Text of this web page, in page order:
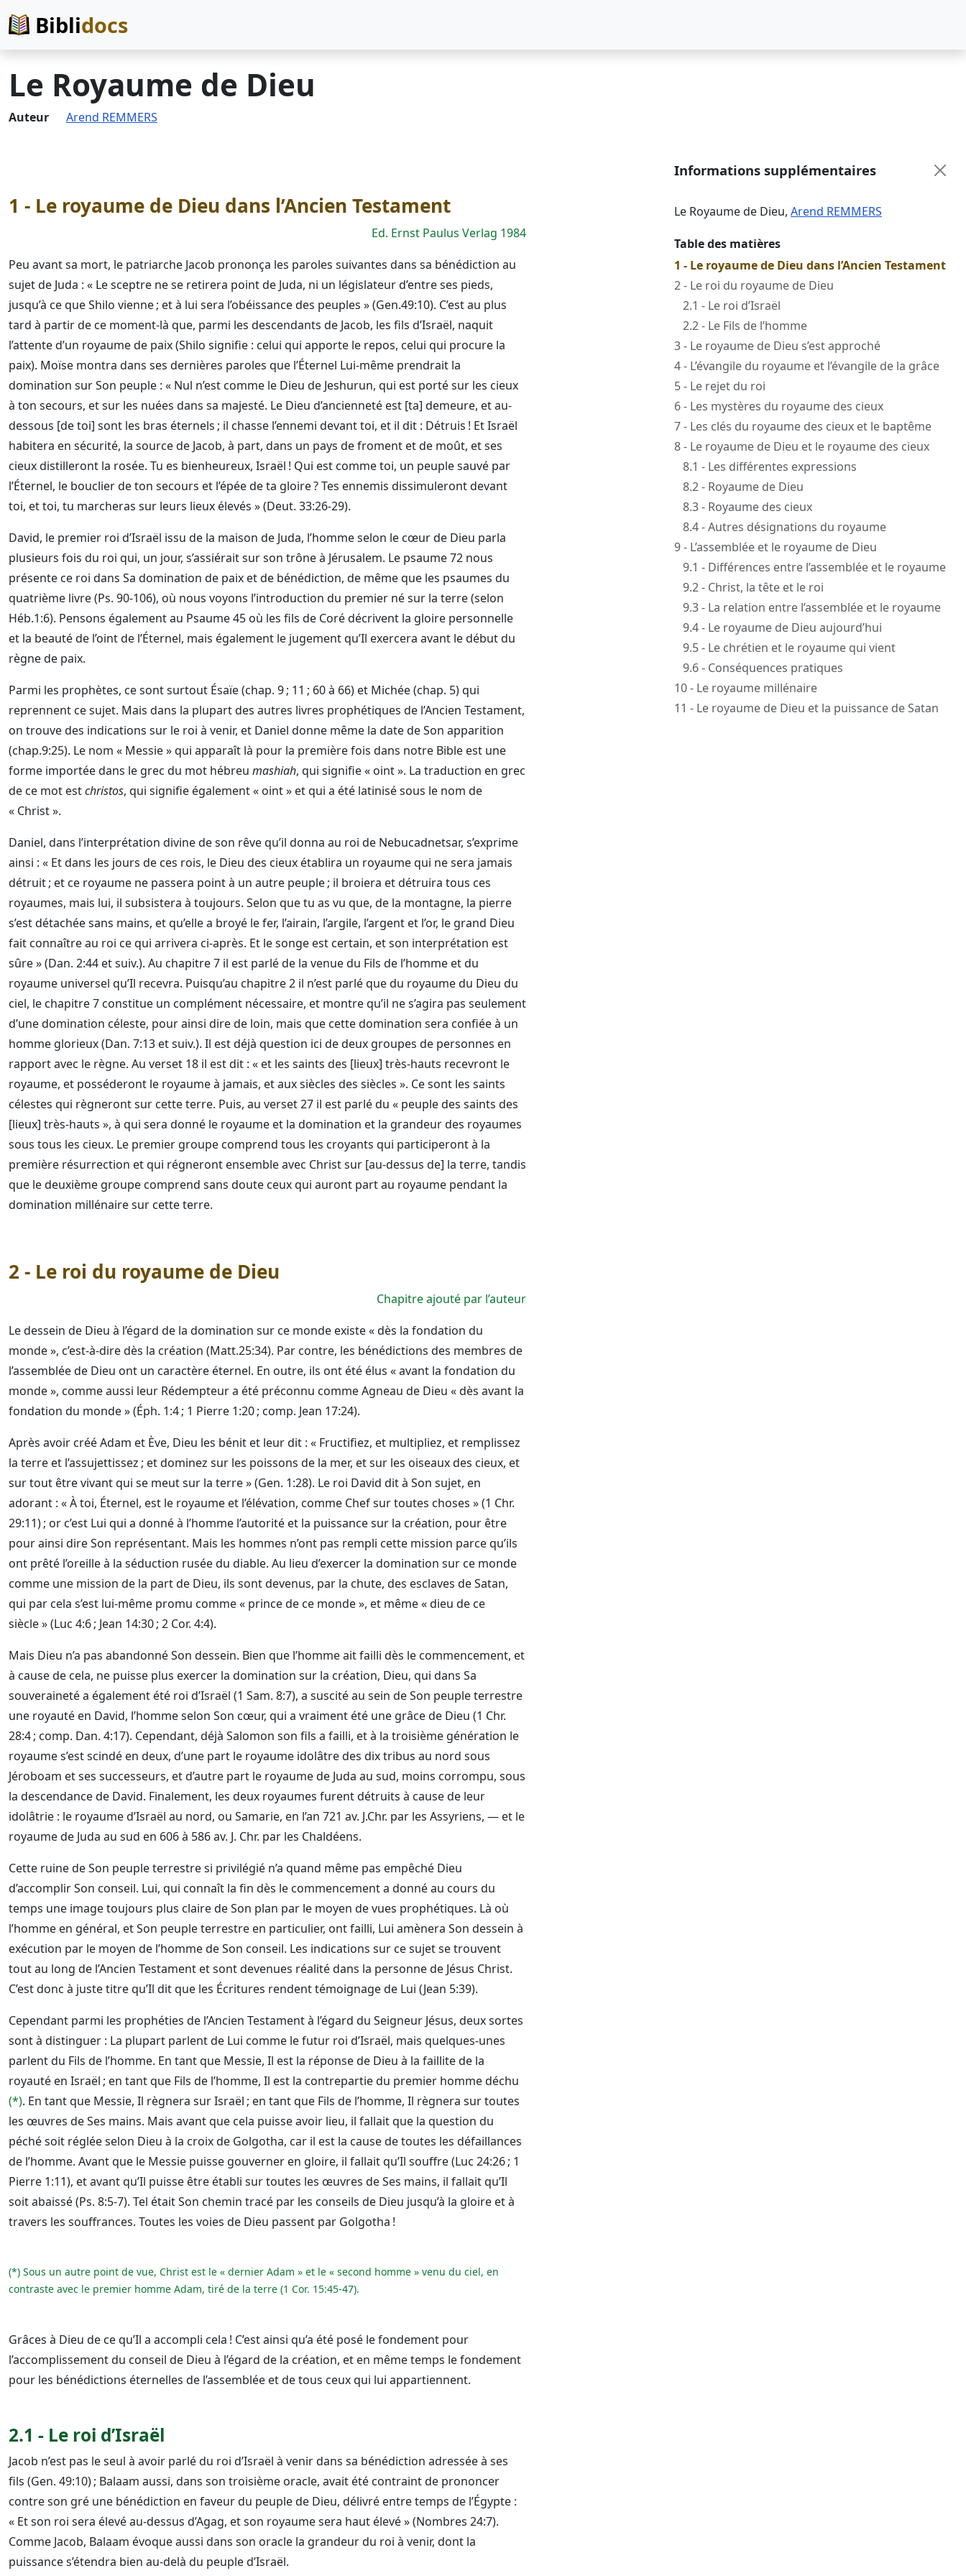
Biblidocs
Le Royaume de Dieu
Auteur Arend REMMERS
1 - Le royaume de Dieu dans l’Ancien Testament
Ed. Ernst Paulus Verlag 1984
Peu avant sa mort, le patriarche Jacob prononça les paroles suivantes dans sa bénédiction au
sujet de Juda : « Le sceptre ne se retirera point de Juda, ni un législateur d’entre ses pieds,
jusqu’à ce que Shilo vienne ; et à lui sera l’obéissance des peuples » (Gen.49:10). C’est au plus
tard à partir de ce moment-là que, parmi les descendants de Jacob, les fils d’Israël, naquit
l’attente d’un royaume de paix (Shilo signifie : celui qui apporte le repos, celui qui procure la
paix). Moïse montra dans ses dernières paroles que l’Éternel Lui-même prendrait la
domination sur Son peuple : « Nul n’est comme le Dieu de Jeshurun, qui est porté sur les cieux
à ton secours, et sur les nuées dans sa majesté. Le Dieu d’ancienneté est [ta] demeure, et au-
dessous [de toi] sont les bras éternels ; il chasse l’ennemi devant toi, et il dit : Détruis ! Et Israël
habitera en sécurité, la source de Jacob, à part, dans un pays de froment et de moût, et ses
cieux distilleront la rosée. Tu es bienheureux, Israël ! Qui est comme toi, un peuple sauvé par
l’Éternel, le bouclier de ton secours et l’épée de ta gloire ? Tes ennemis dissimuleront devant
toi, et toi, tu marcheras sur leurs lieux élevés » (Deut. 33:26-29).
David, le premier roi d’Israël issu de la maison de Juda, l’homme selon le cœur de Dieu parla
plusieurs fois du roi qui, un jour, s’assiérait sur son trône à Jérusalem. Le psaume 72 nous
présente ce roi dans Sa domination de paix et de bénédiction, de même que les psaumes du
quatrième livre (Ps. 90-106), où nous voyons l’introduction du premier né sur la terre (selon
Héb.1:6). Pensons également au Psaume 45 où les fils de Coré décrivent la gloire personnelle
et la beauté de l’oint de l’Éternel, mais également le jugement qu’Il exercera avant le début du
règne de paix.
Parmi les prophètes, ce sont surtout Ésaïe (chap. 9 ; 11 ; 60 à 66) et Michée (chap. 5) qui
reprennent ce sujet. Mais dans la plupart des autres livres prophétiques de l’Ancien Testament,
on trouve des indications sur le roi à venir, et Daniel donne même la date de Son apparition
(chap.9:25). Le nom « Messie » qui apparaît là pour la première fois dans notre Bible est une
forme importée dans le grec du mot hébreu mashiah, qui signifie « oint ». La traduction en grec
de ce mot estchristos, qui signifie également « oint » et qui a été latinisé sous le nom de
« Christ ».
Daniel, dans l’interprétation divine de son rêve qu’il donna au roi de Nebucadnetsar, s’exprime
ainsi : « Et dans les jours de ces rois, le Dieu des cieux établira un royaume qui ne sera jamais
détruit ; et ce royaume ne passera point à un autre peuple ; il broiera et détruira tous ces
royaumes, mais lui, il subsistera à toujours. Selon que tu as vu que, de la montagne, la pierre
s’est détachée sans mains, et qu’elle a broyé le fer, l’airain, l’argile, l’argent et l’or, le grand Dieu
fait connaître au roi ce qui arrivera ci-après. Et le songe est certain, et son interprétation est
sûre » (Dan. 2:44 et suiv.). Au chapitre 7 il est parlé de la venue du Fils de l’homme et du
royaume universel qu’Il recevra. Puisqu’au chapitre 2 il n’est parlé que du royaume du Dieu du
ciel, le chapitre 7 constitue un complément nécessaire, et montre qu’il ne s’agira pas seulement
d’une domination céleste, pour ainsi dire de loin, mais que cette domination sera confiée à un
homme glorieux (Dan. 7:13 et suiv.). Il est déjà question ici de deux groupes de personnes en
rapport avec le règne. Au verset 18 il est dit : « et les saints des [lieux] très-hauts recevront le
royaume, et posséderont le royaume à jamais, et aux siècles des siècles ». Ce sont les saints
célestes qui règneront sur cette terre. Puis, au verset 27 il est parlé du « peuple des saints des
[lieux] très-hauts », à qui sera donné le royaume et la domination et la grandeur des royaumes
sous tous les cieux. Le premier groupe comprend tous les croyants qui participeront à la
première résurrection et qui régneront ensemble avec Christ sur [au-dessus de] la terre, tandis
que le deuxième groupe comprend sans doute ceux qui auront part au royaume pendant la
domination millénaire sur cette terre.
2 - Le roi du royaume de Dieu
Chapitre ajouté par l’auteur
Le dessein de Dieu à l’égard de la domination sur ce monde existe « dès la fondation du
monde », c’est-à-dire dès la création (Matt.25:34). Par contre, les bénédictions des membres de
l’assemblée de Dieu ont un caractère éternel. En outre, ils ont été élus « avant la fondation du
monde », comme aussi leur Rédempteur a été préconnu comme Agneau de Dieu « dès avant la
fondation du monde » (Éph. 1:4 ; 1 Pierre 1:20 ; comp. Jean 17:24).
Après avoir créé Adam et Ève, Dieu les bénit et leur dit : « Fructifiez, et multipliez, et remplissez
la terre et l’assujettissez ; et dominez sur les poissons de la mer, et sur les oiseaux des cieux, et
sur tout être vivant qui se meut sur la terre » (Gen. 1:28). Le roi David dit à Son sujet, en
adorant : « À toi, Éternel, est le royaume et l’élévation, comme Chef sur toutes choses » (1 Chr.
29:11) ; or c’est Lui qui a donné à l’homme l’autorité et la puissance sur la création, pour être
pour ainsi dire Son représentant. Mais les hommes n’ont pas rempli cette mission parce qu’ils
ont prêté l’oreille à la séduction rusée du diable. Au lieu d’exercer la domination sur ce monde
comme une mission de la part de Dieu, ils sont devenus, par la chute, des esclaves de Satan,
qui par cela s’est lui-même promu comme « prince de ce monde », et même « dieu de ce
siècle » (Luc 4:6 ; Jean 14:30 ; 2 Cor. 4:4).
Mais Dieu n’a pas abandonné Son dessein. Bien que l’homme ait failli dès le commencement, et
à cause de cela, ne puisse plus exercer la domination sur la création, Dieu, qui dans Sa
souveraineté a également été roi d’Israël (1 Sam. 8:7), a suscité au sein de Son peuple terrestre
une royauté en David, l’homme selon Son cœur, qui a vraiment été une grâce de Dieu (1 Chr.
28:4 ; comp. Dan. 4:17). Cependant, déjà Salomon son fils a failli, et à la troisième génération le
royaume s’est scindé en deux, d’une part le royaume idolâtre des dix tribus au nord sous
Jéroboam et ses successeurs, et d’autre part le royaume de Juda au sud, moins corrompu, sous
la descendance de David. Finalement, les deux royaumes furent détruits à cause de leur
idolâtrie : le royaume d’Israël au nord, ou Samarie, en l’an 721 av. J.Chr. par les Assyriens, — et le
royaume de Juda au sud en 606 à 586 av. J. Chr. par les Chaldéens.
Cette ruine de Son peuple terrestre si privilégié n’a quand même pas empêché Dieu
d’accomplir Son conseil. Lui, qui connaît la fin dès le commencement a donné au cours du
temps une image toujours plus claire de Son plan par le moyen de vues prophétiques. Là où
l’homme en général, et Son peuple terrestre en particulier, ont failli, Lui amènera Son dessein à
exécution par le moyen de l’homme de Son conseil. Les indications sur ce sujet se trouvent
tout au long de l’Ancien Testament et sont devenues réalité dans la personne de Jésus Christ.
C’est donc à juste titre qu’Il dit que les Écritures rendent témoignage de Lui (Jean 5:39).
Cependant parmi les prophéties de l’Ancien Testament à l’égard du Seigneur Jésus, deux sortes
sont à distinguer : La plupart parlent de Lui comme le futur roi d’Israël, mais quelques-unes
parlent du Fils de l’homme. En tant que Messie, Il est la réponse de Dieu à la faillite de la
royauté en Israël ; en tant que Fils de l’homme, Il est la contrepartie du premier homme déchu
(*). En tant que Messie, Il règnera sur Israël ; en tant que Fils de l’homme, Il règnera sur toutes
les œuvres de Ses mains. Mais avant que cela puisse avoir lieu, il fallait que la question du
péché soit réglée selon Dieu à la croix de Golgotha, car il est la cause de toutes les défaillances
de l’homme. Avant que le Messie puisse gouverner en gloire, il fallait qu’Il souffre (Luc 24:26 ; 1
Pierre 1:11), et avant qu’Il puisse être établi sur toutes les œuvres de Ses mains, il fallait qu’Il
soit abaissé (Ps. 8:5-7). Tel était Son chemin tracé par les conseils de Dieu jusqu’à la gloire et à
travers les souffrances. Toutes les voies de Dieu passent par Golgotha !
(*) Sous un autre point de vue, Christ est le « dernier Adam » et le « second homme » venu du ciel, en
contraste avec le premier homme Adam, tiré de la terre (1 Cor. 15:45-47).
Grâces à Dieu de ce qu’Il a accompli cela ! C’est ainsi qu’a été posé le fondement pour
l’accomplissement du conseil de Dieu à l’égard de la création, et en même temps le fondement
pour les bénédictions éternelles de l’assemblée et de tous ceux qui lui appartiennent.
2.1 - Le roi d’Israël
Jacob n’est pas le seul à avoir parlé du roi d’Israël à venir dans sa bénédiction adressée à ses
fils (Gen. 49:10) ; Balaam aussi, dans son troisième oracle, avait été contraint de prononcer
contre son gré une bénédiction en faveur du peuple de Dieu, délivré entre temps de l’Égypte :
« Et son roi sera élevé au-dessus d’Agag, et son royaume sera haut élevé » (Nombres 24:7).
Comme Jacob, Balaam évoque aussi dans son oracle la grandeur du roi à venir, dont la
puissance s’étendra bien au-delà du peuple d’Israël.
Informations supplémentaires
Le Royaume de Dieu, Arend REMMERS
Table des matières
1 - Le royaume de Dieu dans l’Ancien Testament
2 - Le roi du royaume de Dieu
2.1 - Le roi d’Israël
2.2 - Le Fils de l’homme
3 - Le royaume de Dieu s’est approché
4 - L’évangile du royaume et l’évangile de la grâce
5 - Le rejet du roi
6 - Les mystères du royaume des cieux
7 - Les clés du royaume des cieux et le baptême
8 - Le royaume de Dieu et le royaume des cieux
8.1 - Les différentes expressions
8.2 - Royaume de Dieu
8.3 - Royaume des cieux
8.4 - Autres désignations du royaume
9 - L’assemblée et le royaume de Dieu
9.1 - Différences entre l’assemblée et le royaume
9.2 - Christ, la tête et le roi
9.3 - La relation entre l’assemblée et le royaume
9.4 - Le royaume de Dieu aujourd’hui
9.5 - Le chrétien et le royaume qui vient
9.6 - Conséquences pratiques
10 - Le royaume millénaire
11 - Le royaume de Dieu et la puissance de Satan